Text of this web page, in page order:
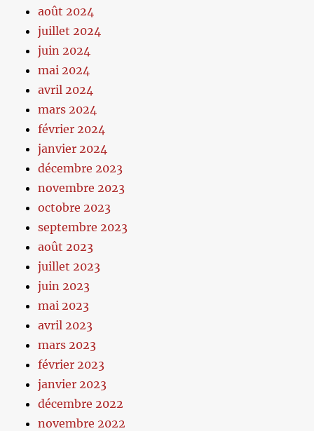
août 2024
juillet 2024
juin 2024
mai 2024
avril 2024
mars 2024
février 2024
janvier 2024
décembre 2023
novembre 2023
octobre 2023
septembre 2023
août 2023
juillet 2023
juin 2023
mai 2023
avril 2023
mars 2023
février 2023
janvier 2023
décembre 2022
novembre 2022